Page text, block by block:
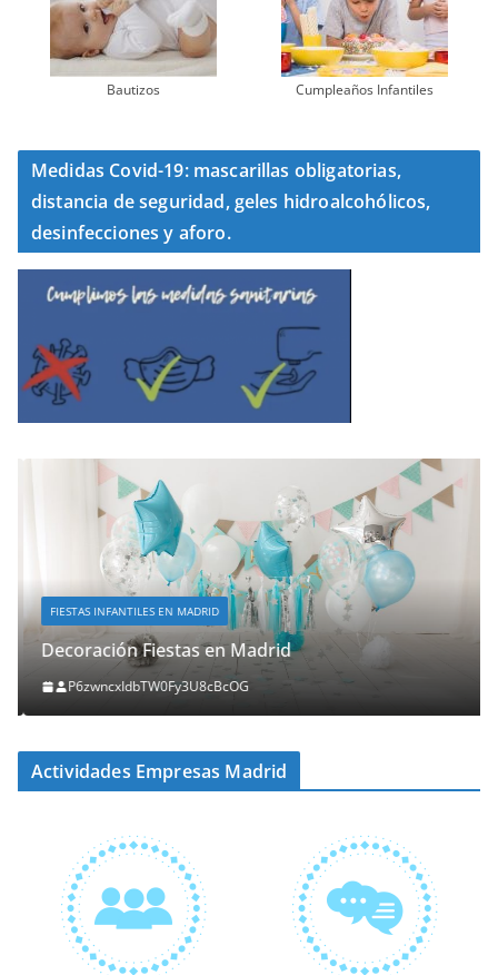
Bautizos Cumpleaños Infantiles
Medidas Covid-19: mascarillas obligatorias,
distancia de seguridad, geles hidroalcohólicos,
desinfecciones y aforo.
FIESTAS INFANTILES EN MADRID
Decoración Fiestas en Madrid
P6zwncxIdbTW0Fy3U8cBcOG
Actividades Empresas Madrid